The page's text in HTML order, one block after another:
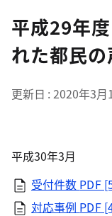
平成29年
れた都民の
更新日 2020年3月
平成30年3月
受付件数 PDF
対応事例 PDF